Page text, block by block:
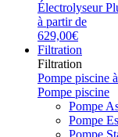
Électrolyseur
à partir de
629,00€
Filtration
Filtration
Pompe piscine
Pompe piscine
Pompe
Pompe
Pompe